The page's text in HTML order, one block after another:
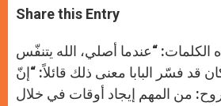
t
s
p
p
s
e
g
e
r
e
b
k
Share this Entry
الكلمات: “عندما أصلي، الله يتنفّس
قد فسّر البابا معنى ذلك قائلاً: “إنّ
من المهم إيجاد أوقات في خلال